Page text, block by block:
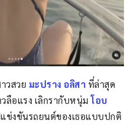
วสวย มะปราง อลิสา ที่ล่าสุด
ลือแรง เลิกรากับหนุ่ม โอบ
แข่งขันรถยนต์ของเธอแบบปกติ